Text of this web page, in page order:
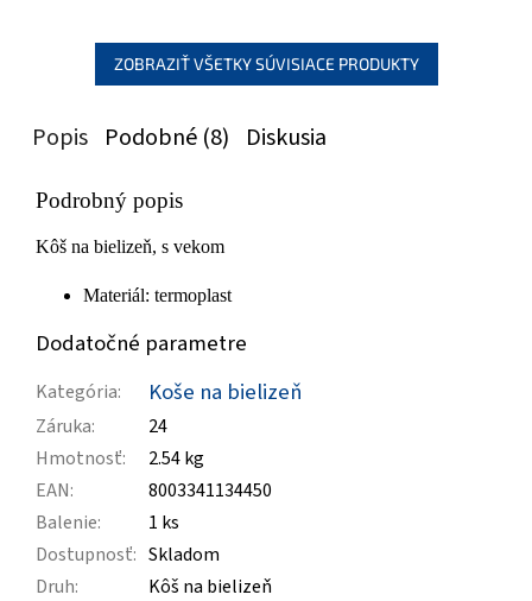
ZOBRAZIŤ VŠETKY SÚVISIACE PRODUKTY
Popis Podobné (8) Diskusia
Podrobný popis
Kôš na bielizeň, s vekom
Materiál: termoplast
Dodatočné parametre
Kategória: Koše na bielizeň
Záruka:
24
Hmotnosť:
2.54 kg
EAN:
8003341134450
Balenie:
1 ks
Dostupnosť: Skladom
Druh:
Kôš na bielizeň